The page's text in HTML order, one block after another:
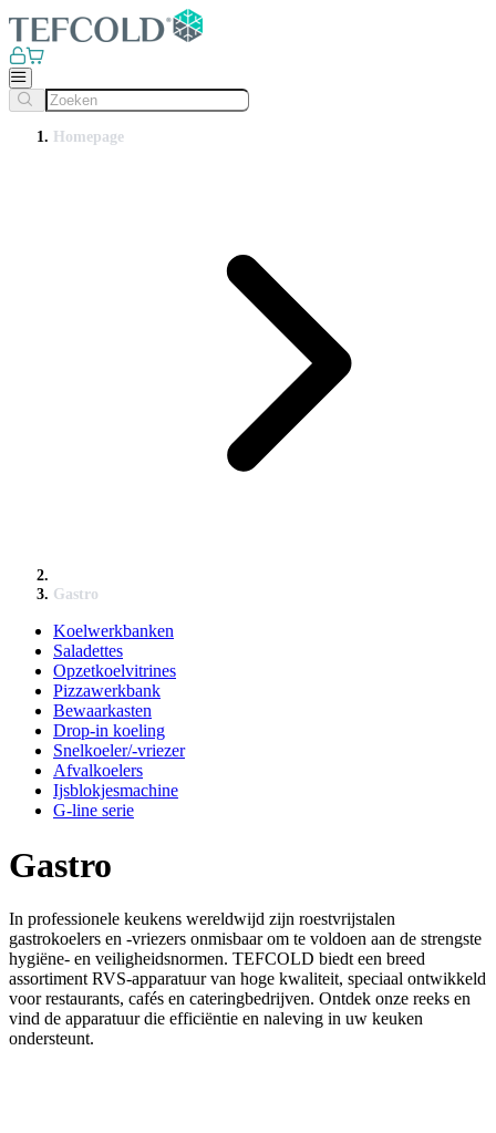
Homepage
Gastro
Koelwerkbanken
Saladettes
Opzetkoelvitrines
Pizzawerkbank
Bewaarkasten
Drop-in koeling
Snelkoeler/-vriezer
Afvalkoelers
Ijsblokjesmachine
G-line serie
Gastro
In professionele keukens wereldwijd zijn roestvrijstalen
gastrokoelers en -vriezers onmisbaar om te voldoen aan de strengste
hygiëne- en veiligheidsnormen. TEFCOLD biedt een breed
assortiment RVS-apparatuur van hoge kwaliteit, speciaal ontwikkeld
voor restaurants, cafés en cateringbedrijven. Ontdek onze reeks en
vind de apparatuur die efficiëntie en naleving in uw keuken
ondersteunt.